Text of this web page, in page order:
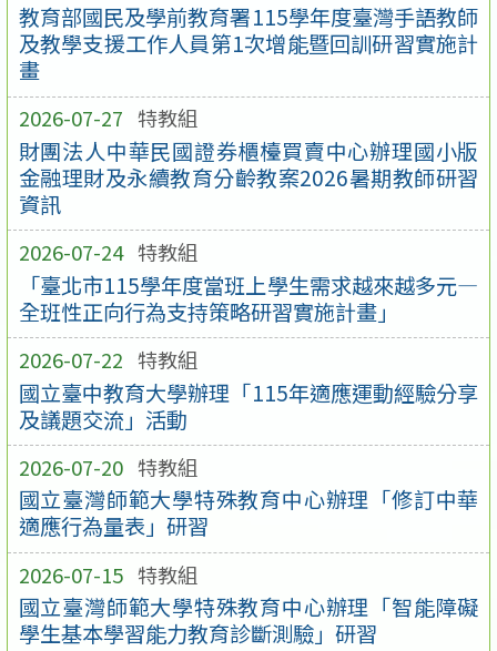
教育部國民及學前教育署115學年度臺灣手語教師
及教學支援工作人員第1次增能暨回訓研習實施計
畫
2026-07-27 特教組
財團法人中華民國證券櫃檯買賣中心辦理國小版
金融理財及永續教育分齡教案2026暑期教師研習
資訊
2026-07-24 特教組
「臺北市115學年度當班上學生需求越來越多元—
全班性正向行為支持策略研習實施計畫」
2026-07-22 特教組
國立臺中教育大學辦理「115年適應運動經驗分享
及議題交流」活動
2026-07-20 特教組
國立臺灣師範大學特殊教育中心辦理「修訂中華
適應行為量表」研習
2026-07-15 特教組
國立臺灣師範大學特殊教育中心辦理「智能障礙
學生基本學習能力教育診斷測驗」研習